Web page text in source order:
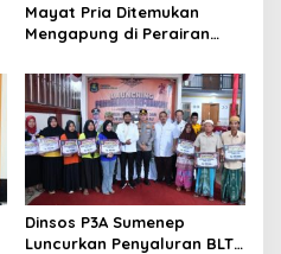
Mayat Pria Ditemukan
Mengapung di Perairan
Sumenep
Dinsos P3A Sumenep
Luncurkan Penyaluran BLT